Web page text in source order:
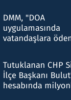
DMM, "DOA
uygulamasında
vatandaşlara
düşürüldüğü"
yalanladı
Tutuklanan CHP
İlçe Başkanı
hesabında